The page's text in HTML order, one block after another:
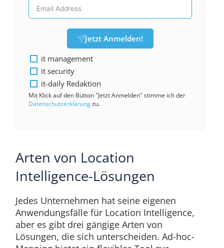
Jetzt Anmelden!
it management
it security
it-daily Redaktion
Mit Klick auf den Button "Jetzt Anmelden" stimme ich der
Datenschutzerklärungzu.
Arten von Location
Intelligence-Lösungen
Jedes Unternehmen hat seine eigenen
Anwendungsfälle für Location Intelligence,
aber es gibt drei gängige Arten von
Lösungen, die sich unterscheiden. Ad-hoc-